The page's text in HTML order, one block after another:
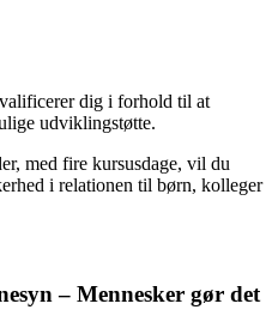
dig i forhold til at
udviklingstøtte.
med fire kursusdage, vil du
i relationen til børn, kolleger
– Mennesker gør det